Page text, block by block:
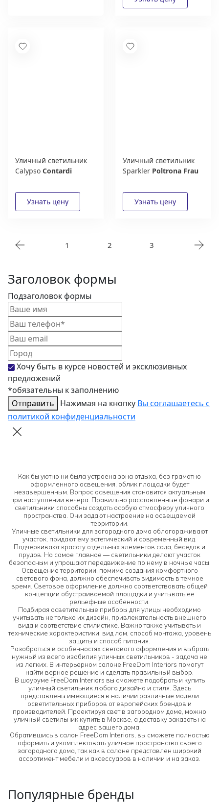
Уличный светильник
Calypso Contardi
Уличный светильник
Sparkler Poltrona Frau
1 2 3
Заголовок формы
Подзаголовок формы
Хочу быть в курсе новостей и эксклюзивных
предложений
*обязательны к заполнению
Отправить
Нажимая на кнопку Вы соглашаетесь с
политикой конфиденциальности
Как бы уютно ни была устроена зона отдыха, без грамотно
оформленного освещения, облик площадки будет
незавершенным. Вопрос освещения становится актуальным
при наступлении вечера. Правильно расставленные фонари и
светильники способны создать особую атмосферу уличного
пространства. Они задают настроение на освещаемой
территории.
Уличные светильники для загородного дома облагораживают
участок, придают ему эстетический и современный вид.
Подчеркивают красоту отдельных элементов сада, беседок и
прудов. Но самое главное — светильники делают участок
безопасным и упрощают передвижение по нему в ночные часы.
Освещение территории, помимо создания комфортного
светового фона, должно обеспечивать видимость в темное
время. Световое оформление должно соответствовать общей
концепции обустраиваемой площадки и учитывать ее
рельефные особенности.
Подбирая осветительные приборы для улицы необходимо
учитывать не только их дизайн, привлекательность внешнего
вида и соответствие стилистике. Важно также учитывать и
технические характеристики: вид лам, способ монтажа, уровень
защиты и способ питания.
Разобраться в особенностях светового оформления и выбрать
нужный из всего изобилия уличных светильников - задача не
из легких. В интерьерном салоне FreeDom Interiors помогут
найти верное решение и сделать правильный выбор.
В шоуруме FreeDom Interiors вы сможете подобрать и купить
уличный светильник любого дизайна и стиля. Здесь
представлены имеющиеся в наличии различные модели
осветительных приборов от европейских брендов и
производителей. Проектируя свет в загородном доме, можно
уличный светильник купить в Москве, а доставку заказать на
адрес вашего дома.
Обратившись в салон FreeDom Interiors, вы сможете полностью
оформить и укомплектовать уличное пространство своего
загородного дома, так как в салоне представлен широкий
ассортимент мебели и аксессуаров в наличии и на заказ.
Популярные бренды